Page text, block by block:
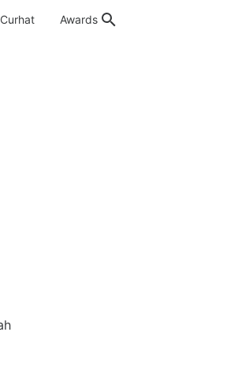
Curhat Awards